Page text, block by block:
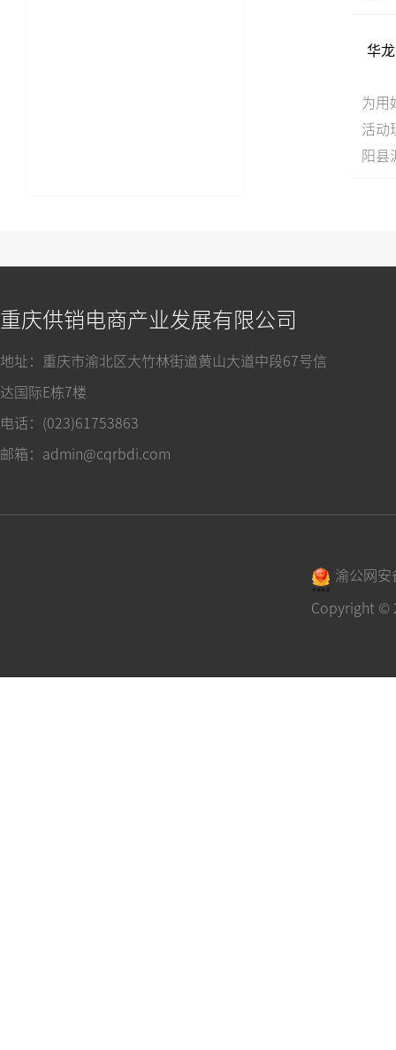
华
为用
活动
阳县
重庆供销电商产业发展有限公司
地址：重庆市渝北区大竹林街道黄山大道中段67号信
达国际E栋7楼
电话：(023)61753863
邮箱：admin@cqrbdi.com
渝公网
Copyright ©